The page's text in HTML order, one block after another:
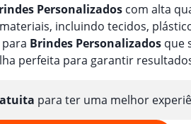
Personalizados com alta
incluindo tecidos,
Brindes Personalizados que
perfeita para garantir
para ter uma melhor